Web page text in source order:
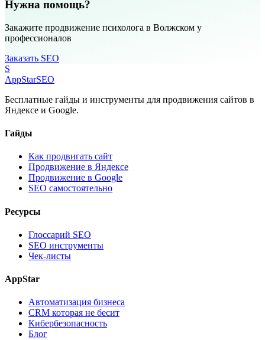
Нужна помощь?
Закажите продвижение психолога в Волжском у
профессионалов
Заказать SEO
S
AppStarSEO
Бесплатные гайды и инструменты для продвижения сайтов в
Яндексе и Google.
Гайды
Как продвигать сайт
Продвижение в Яндексе
Продвижение в Google
SEO самостоятельно
Ресурсы
Глоссарий SEO
SEO инструменты
Чек-листы
AppStar
Автоматизация бизнеса
CRM которая не бесит
Кибербезопасность
Блог